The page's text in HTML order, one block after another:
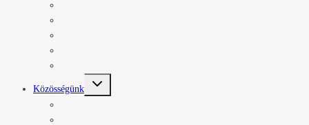
Közösségünk
Toggle
child